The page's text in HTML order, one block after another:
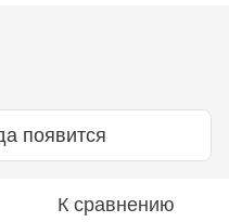
появится
К сравнению